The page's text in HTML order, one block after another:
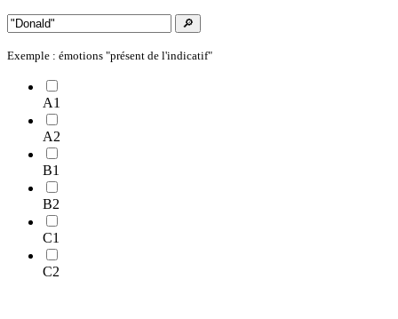
🔎
Exemple : émotions "présent de l'indicatif"
A1
A2
B1
B2
C1
C2